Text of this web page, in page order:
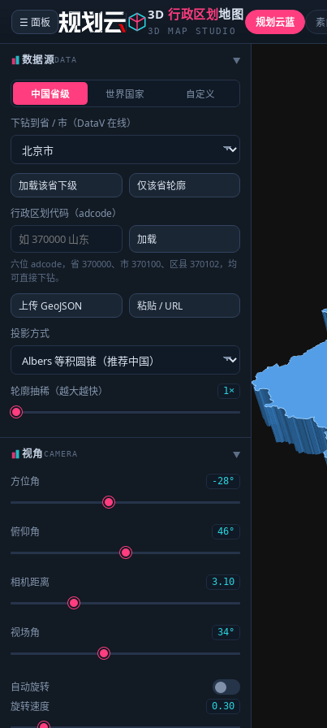
☰ 面板 3D行政区划地图
3D MAP STUDIO
规划云蓝
数据源DATA ▶
中国省级 世界国家 自定义
下钻到省 / 市（DataV 在线）
加载该省下级
仅该省轮廓
行政区划代码（adcode）
加载
六位 adcode，省 370000、市 370100、区县 370102，均
可直接下钻。
上传 GeoJSON
粘贴 / URL
投影方式
轮廓抽稀（越大越快） 1×
视角CAMERA ▶
方位角 -28°
俯仰角 46°
相机距离 3.10
视场角 34°
自动旋转
旋转速度
0.30